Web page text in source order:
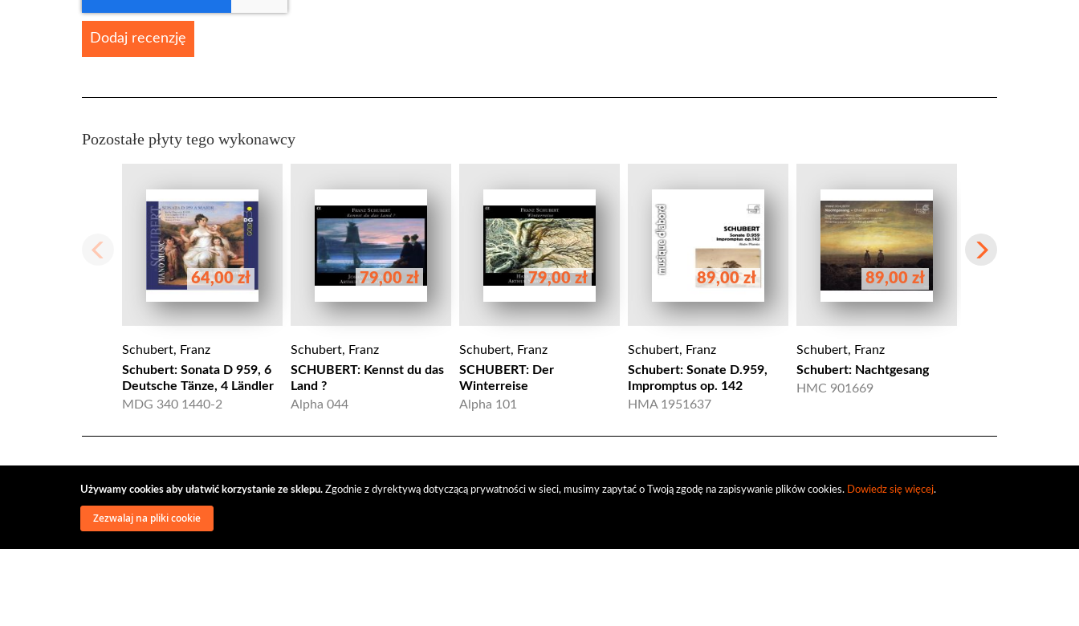
Używamy cookies aby ułatwić korzystanie ze sklepu. Zgodnie z dyrektywą dotyczącą prywatności w sieci, musimy zapytać o Twoją zgodę na zapisywanie plików cookies. Dowiedz się więcej.
Zezwalaj na pliki cookie
Dodaj recenzję
Pozostałe płyty tego wykonawcy
64,00 zł
Schubert, Franz
Schubert: Sonata D 959, 6
Deutsche Tänze, 4 Ländler
MDG 340 1440-2
79,00 zł
Schubert, Franz
SCHUBERT: Kennst du das
Land ?
Alpha 044
79,00 zł
Schubert, Franz
SCHUBERT: Der
Winterreise
Alpha 101
89,00 zł
Schubert, Franz
Schubert: Sonate D.959,
Impromptus op. 142
HMA 1951637
89,00 zł
Schubert, Franz
Schubert: Nachtgesang
HMC 901669